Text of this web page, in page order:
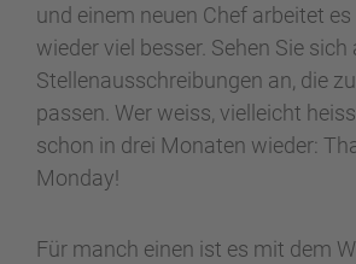
und einem neuen Chef arbeitet
wieder viel besser. Sehen Sie sich
Stellenausschreibungen an, die
passen. Wer weiss, vielleicht
schon in drei Monaten wieder:
Monday!
Für manch einen ist es mit dem